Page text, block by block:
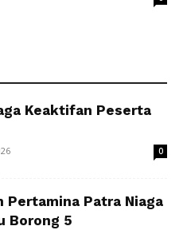
Keaktifan Peserta
0
Pertamina Patra Niaga
Borong 5